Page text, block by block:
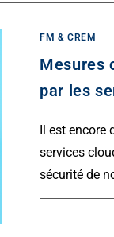
FM & CREM
Mesures
par les
Il est
services
sécurité de